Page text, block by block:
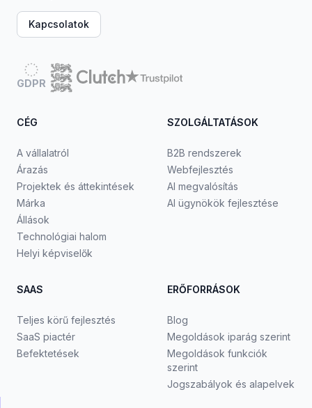
Kapcsolatok
GDPR
CÉG
A vállalatról
Árazás
Projektek és áttekintések
Márka
Állások
Technológiai halom
Helyi képviselők
SZOLGÁLTATÁSOK
B2B rendszerek
Webfejlesztés
AI megvalósítás
AI ügynökök fejlesztése
SAAS
Teljes körű fejlesztés
SaaS piactér
Befektetések
ERŐFORRÁSOK
Blog
Megoldások iparág szerint
Megoldások funkciók
szerint
Jogszabályok és alapelvek